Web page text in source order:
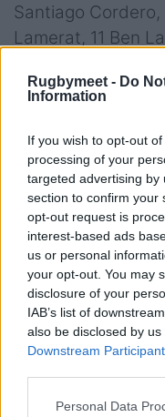
Rugbymeet - Do
Information
If you wish to opt-out
processing of your
targeted advertising by
section to confirm your
opt-out request is
interest-based ads
us or personal
your opt-out. You may
disclosure of your
IAB’s list of
also be disclosed by
Downstream
Personal Data
Santiago Cordero,
Lamerat, 11 Ben
Maxime Lucu, 8
Petti, 6 Cameron
Maynadier, 1
A disposizione:
Kaulashvili, 18
Jolmes, 20
Lesgourgues, 22
Ducuing
Racing 92:15
Dupichot, 13
Beale, 11 Juan
Maxime